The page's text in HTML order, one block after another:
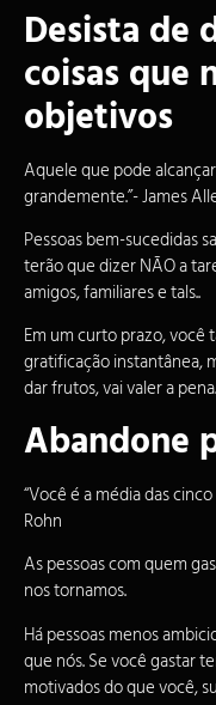
Desista de
coisas que
objetivos
Aquele que pode
grandemente.”- James
Pessoas bem-sucedidas
terão que dizer NÃO a
amigos, familiares e tals..
Em um curto prazo, você
gratificação instantânea,
dar frutos, vai valer a pena.
Abandone
“Você é a média das
Rohn
As pessoas com quem
nos tornamos.
Há pessoas menos
que nós. Se você gastar
motivados do que você,